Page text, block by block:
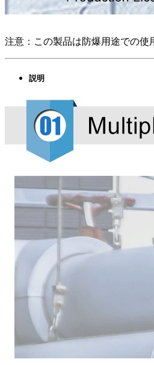
注意：この製品は防爆用途での使
説明